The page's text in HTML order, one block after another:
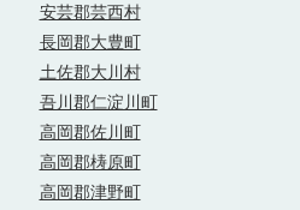
安芸郡芸西村
長岡郡大豊町
土佐郡大川村
吾川郡仁淀川町
高岡郡佐川町
高岡郡梼原町
高岡郡津野町